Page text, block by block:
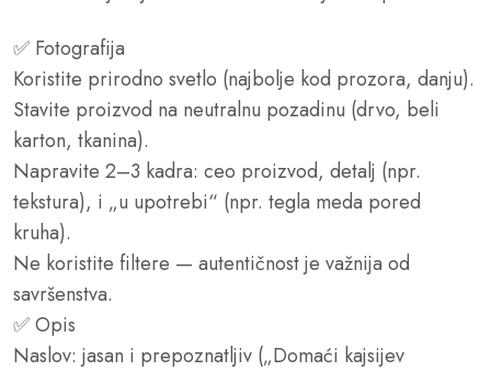
✅ Fotografija
Koristite prirodno svetlo (najbolje kod prozora, danju).
Stavite proizvod na neutralnu pozadinu (drvo, beli
karton, tkanina).
Napravite 2–3 kadra: ceo proizvod, detalj (npr.
tekstura), i „u upotrebi“ (npr. tegla meda pored
kruha).
Ne koristite filtere — autentičnost je važnija od
savršenstva.
✅ Opis
Naslov: jasan i prepoznatljiv („Domaći kajsijev